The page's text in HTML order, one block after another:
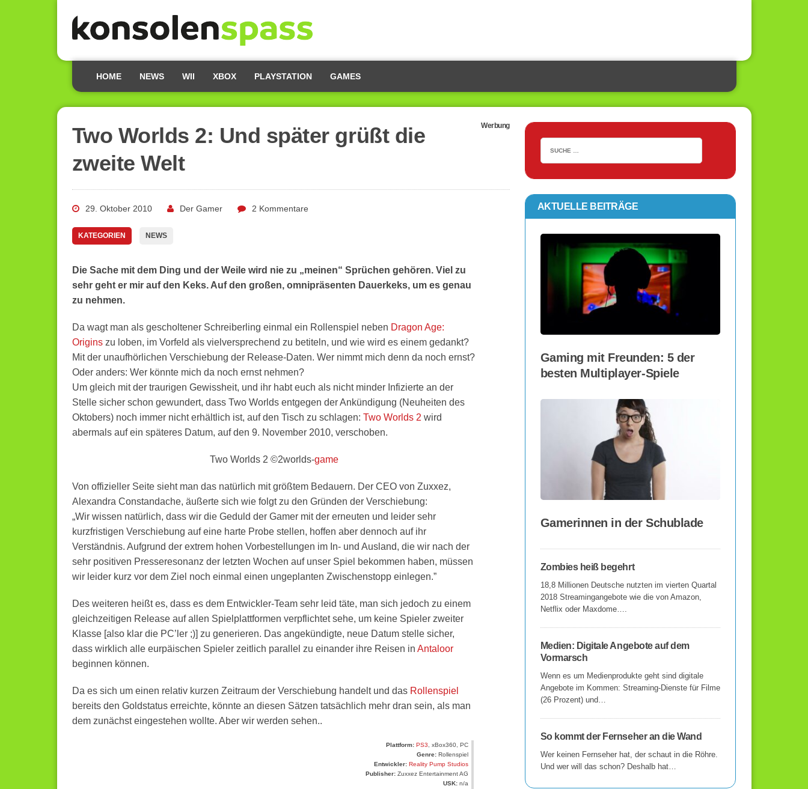
HOME NEWS WII XBOX PLAYSTATION GAMES
Two Worlds 2: Und später grüßt die
zweite Welt
Werbung
29. Oktober 2010 Der Gamer 2 Kommentare
KATEGORIEN NEWS
Die Sache mit dem Ding und der Weile wird nie zu „meinen“ Sprüchen gehören. Viel zu
sehr geht er mir auf den Keks. Auf den großen, omnipräsenten Dauerkeks, um es genau
zu nehmen.
Da wagt man als gescholtener Schreiberling einmal ein Rollenspiel neben Dragon Age:
Originszu loben, im Vorfeld als vielversprechend zu betiteln, und wie wird es einem gedankt?
Mit der unaufhörlichen Verschiebung der Release-Daten. Wer nimmt mich denn da noch ernst?
Oder anders: Wer könnte mich da noch ernst nehmen?
Um gleich mit der traurigen Gewissheit, und ihr habt euch als nicht minder Infizierte an der
Stelle sicher schon gewundert, dass Two Worlds entgegen der Ankündigung (Neuheiten des
Oktobers) noch immer nicht erhältlich ist, auf den Tisch zu schlagen: Two Worlds 2 wird
abermals auf ein späteres Datum, auf den 9. November 2010, verschoben.
Two Worlds 2 ©2worlds-game
Von offizieller Seite sieht man das natürlich mit größtem Bedauern. Der CEO von Zuxxez,
Alexandra Constandache, äußerte sich wie folgt zu den Gründen der Verschiebung:
„Wir wissen natürlich, dass wir die Geduld der Gamer mit der erneuten und leider sehr
kurzfristigen Verschiebung auf eine harte Probe stellen, hoffen aber dennoch auf ihr
Verständnis. Aufgrund der extrem hohen Vorbestellungen im In- und Ausland, die wir nach der
sehr positiven Presseresonanz der letzten Wochen auf unser Spiel bekommen haben, müssen
wir leider kurz vor dem Ziel noch einmal einen ungeplanten Zwischenstopp einlegen.”
Des weiteren heißt es, dass es dem Entwickler-Team sehr leid täte, man sich jedoch zu einem
gleichzeitigen Release auf allen Spielplattformen verpflichtet sehe, um keine Spieler zweiter
Klasse [also klar die PC’ler ;)] zu generieren. Das angekündigte, neue Datum stelle sicher,
dass wirklich alle eurpäischen Spieler zeitlich parallel zu einander ihre Reisen in Antaloor
beginnen können.
Da es sich um einen relativ kurzen Zeitraum der Verschiebung handelt und das Rollenspiel
bereits den Goldstatus erreichte, könnte an diesen Sätzen tatsächlich mehr dran sein, als man
dem zunächst eingestehen wollte. Aber wir werden sehen..
Plattform: PS3 , xBox360, PC
Genre:Rollenspiel
Entwickler: Reality Pump Studios
Publisher:Zuxxez Entertainment AG
USK:n/a
AKTUELLE BEITRÄGE
Gaming mit Freunden: 5 der
besten Multiplayer-Spiele
Gamerinnen in der Schublade
Zombies heiß begehrt
18,8 Millionen Deutsche nutzten im vierten Quartal
2018 Streamingangebote wie die von Amazon,
Netflix oder Maxdome….
Medien: Digitale Angebote auf dem
Vormarsch
Wenn es um Medienprodukte geht sind digitale
Angebote im Kommen: Streaming-Dienste für Filme
(26 Prozent) und…
So kommt der Fernseher an die Wand
Wer keinen Fernseher hat, der schaut in die Röhre.
Und wer will das schon? Deshalb hat…